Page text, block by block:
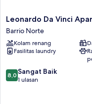
Leonardo
Da
Vinci
Aparts
by
Rentals
Barrio
Leonardo Da Vinci
Barrio Norte
Kolam renang
Fasilitas laundry
8.0
dari
8,0 Sangat Baik
1 ulasan